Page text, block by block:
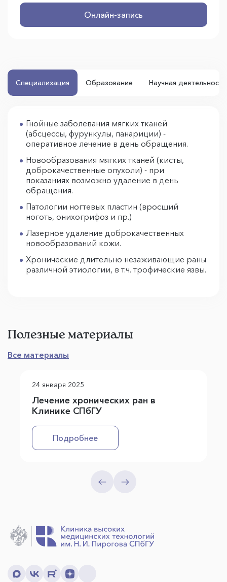
Онлайн-запись
Специализация Образование Научная деятельность
Гнойные заболевания мягких тканей
(абсцессы, фурункулы, панариции) -
оперативное лечение в день обращения.
Новообразования мягких тканей (кисты,
доброкачественные опухоли) - при
показаниях возможно удаление в день
обращения.
Патологии ногтевых пластин (вросший
ноготь, онихогрифоз и пр.)
Лазерное удаление доброкачественных
новообразований кожи.
Хронические длительно незаживающие раны
различной этиологии, в т.ч. трофические язвы.
Полезные материалы
Все материалы
24 января 2025
Лечение хронических ран в
Клинике СПбГУ
Подробнее